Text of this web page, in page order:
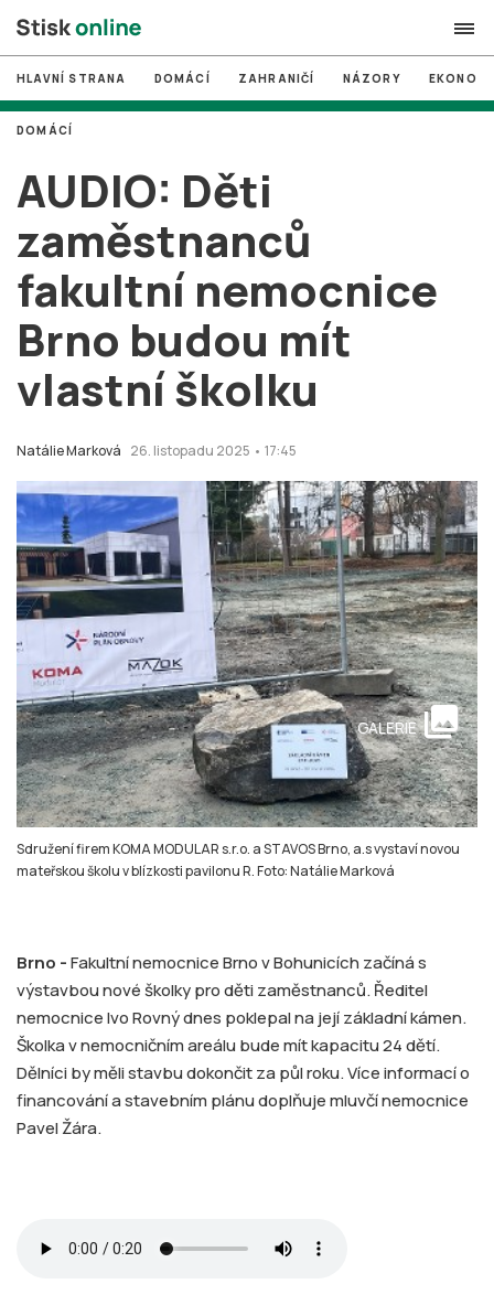
search
# MUNI
# Brno
# volby
login PŘIHLÁSIT SE
Zapomněli jste heslo?
HLAVNÍ STRANA DOMÁCÍ ZAHRANIČÍ NÁZORY
AUDIO: Děti
zaměstnanců
fakultní nemocnice
Brno budou mít
vlastní školku
Natálie Marková 26. listopadu 2025 • 17:45
DOMÁCÍ
Sdružení firem KOMA MODULAR s.r.o. a STAVOS Brno, a.s vystaví novou
mateřskou školu v blízkosti pavilonu R. Foto: Natálie Marková
GALERIE collections
Brno -Fakultní nemocnice Brno v Bohunicích začíná s
výstavbou nové školky pro děti zaměstnanců. Ředitel
nemocnice Ivo Rovný dnes poklepal na její základní kámen.
Školka v nemocničním areálu bude mít kapacitu 24 dětí.
Dělníci by měli stavbu dokončit za půl roku. Více informací o
financování a stavebním plánu doplňuje mluvčí nemocnice
Pavel Žára.